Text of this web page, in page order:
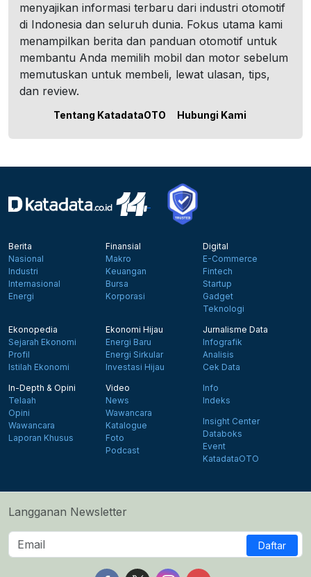
menyajikan informasi terbaru dari industri otomotif
di Indonesia dan seluruh dunia. Fokus utama kami
menampilkan berita dan panduan otomotif untuk
membantu Anda memilih mobil dan motor sebelum
memutuskan untuk membeli, lewat ulasan, tips,
dan review.
Tentang KatadataOTO Hubungi Kami
Berita
Nasional
Industri
Internasional
Energi
Finansial
Makro
Keuangan
Bursa
Korporasi
Digital
E-Commerce
Fintech
Startup
Gadget
Teknologi
Ekonopedia
Sejarah Ekonomi
Profil
Istilah Ekonomi
Ekonomi Hijau
Energi Baru
Energi Sirkular
Investasi Hijau
Jurnalisme Data
Infografik
Analisis
Cek Data
In-Depth & Opini
Telaah
Opini
Wawancara
Laporan Khusus
Video
News
Wawancara
Katalogue
Foto
Podcast
Info
Indeks
Insight Center
Databoks
Event
KatadataOTO
Langganan Newsletter
Daftar